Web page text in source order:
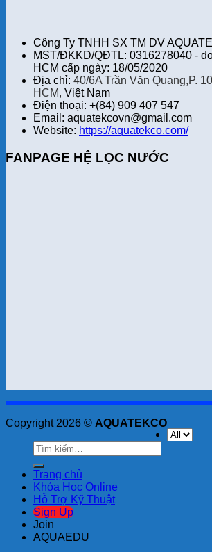
Công Ty TNHH SX TM DV
MST/ĐKKD/QĐTL: 0316278040 -
HCM cấp ngày: 18/05/2020
Địa chỉ: 40/6A Trần Văn Quang,P.
HCM, Việt Nam
Điện thoại: +(84) 909 407 547
Email: aquatekcovn@gmail.com
Website: https://aquatekco.com/
FANPAGE HỆ LỌC NƯỚC
Copyright 2026 © AQUATEKCO
Tìm
kiếm:
Trang chủ
Khóa Học Online
Hỗ Trợ Kỹ Thuật
Sign Up
Join
AQUAEDU